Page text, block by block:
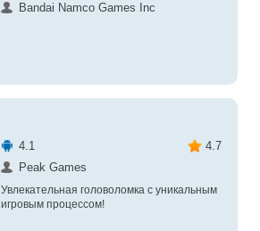
Bandai Namco Games Inc
4.1
4.7
Peak Games
Увлекательная головоломка с уникальным
игровым процессом!